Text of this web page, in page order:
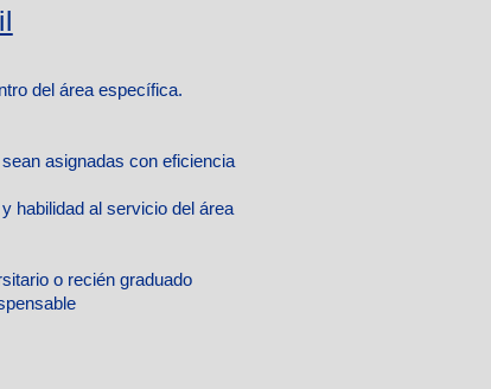
del área específica.
asignadas con eficiencia
habilidad al servicio del área
o recién graduado